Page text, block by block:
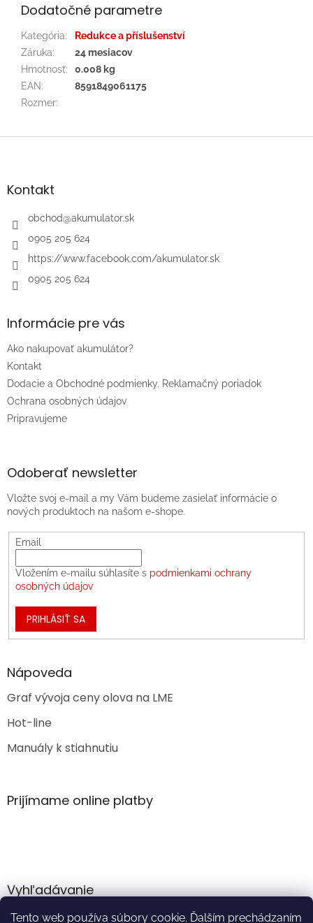
Tento web používa súbory cookie. Ďalším prechádzaním
Dodatočné parametre
Kategória:
Redukce a příslušenství
Záruka:
24 mesiacov
Hmotnosť:
0.008 kg
EAN:
8591849061175
Rozmer:
Z
äKontakt
obchod@akumulator.sk
0905 205 624
https://www.facebook.com/akumulator.sk
0905 205 624
Informácie pre vás
Ako nakupovať akumulátor?
Kontakt
Dodacie a Obchodné podmienky. Reklamačný poriadok
Ochrana osobných údajov
Pripravujeme
Odoberať newsletter
Vložte svoj e-mail a my Vám budeme zasielať informácie o
nových produktoch na našom e-shope.
Email
Vložením e-mailu súhlasíte s podmienkami ochrany
osobných údajov
PRIHLÁSIŤ SA
Nápoveda
Graf vývoja ceny olova na LME
Hot-line
Manuály k stiahnutiu
Prijímame online platby
Vyhľadávanie